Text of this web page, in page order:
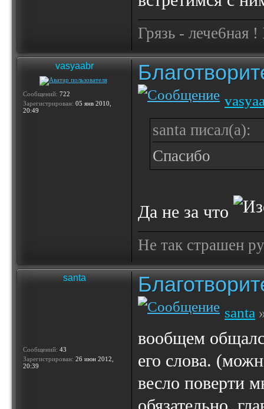
Грязь - лече6ная
vasyaabr
Сообщений: 722
Зарегистрирован: 05 янв 2010,
20:49
santa писал(а):
Спасибо
Да не за что
Не так страшен
santa
Сообщений: 43
Зарегистрирован: 26 июн 2012,
20:39
santa
вообщем
его слова.
весло поверти